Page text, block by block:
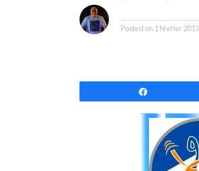
Posted on 1 février 2013